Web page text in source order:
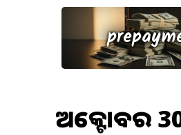
ଅକ୍ଟୋବର